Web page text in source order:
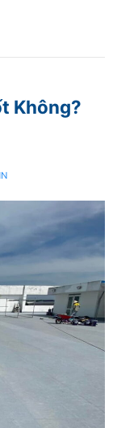
Không?